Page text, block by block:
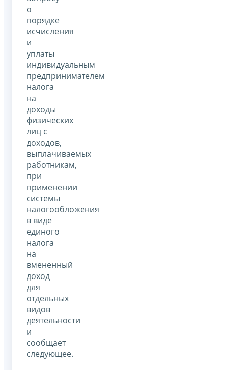
о
порядке
исчисления
и
уплаты
индивидуальным
предпринимателем
налога
на
доходы
физических
лиц с
доходов,
выплачиваемых
работникам,
при
применении
системы
налогообложения
в виде
единого
налога
на
вмененный
доход
для
отдельных
видов
деятельности
и
сообщает
следующее.